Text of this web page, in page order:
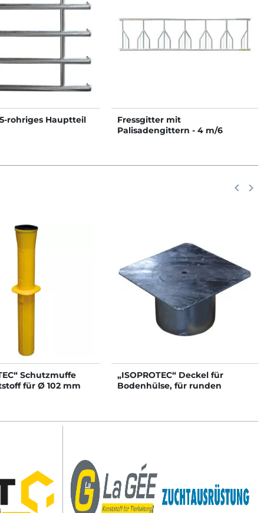
rohriges Hauptteil
Fressgitter mit
Palisadengittern - 4 m/6
Zurück
keyboard_arrow_left keyboard_arrow_right
Schutzmuffe
für Ø 102 mm
„ISOPROTEC“ Deckel für
Bodenhülse, für runden